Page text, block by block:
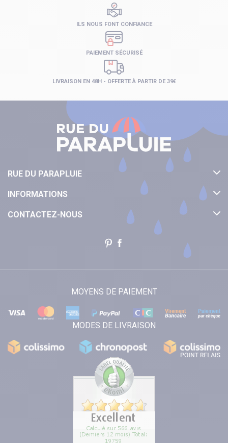
LIVRAISON EN 48H - OFFERTE À PARTIR DE 39€
PAIEMENT SÉCURISÉ
ILS NOUS FONT CONFIANCE
RUE DU PARAPLUIE
INFORMATIONS
CONTACTEZ-NOUS
MOYENS DE PAIEMENT
MODES DE LIVRAISON